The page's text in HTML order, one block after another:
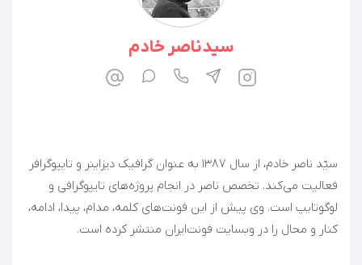
سیدناصر خادم
سیّد ناصر خادم، از سال ۱۳۸۷ به عنوان گرافیک دیزاینر و تایپوگرافر
فعالیت می‌کند. تخصص ناصر در انجام پروژه‌های تایپوگرافی و
لوگوتایپ است. وی پیش از این فونت‌های کلمه، مدام، پیدا، ادامه،
کنار و محال را در وبسایت فونت‌ایران منتشر کرده است.